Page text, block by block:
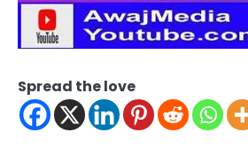
Spread the love